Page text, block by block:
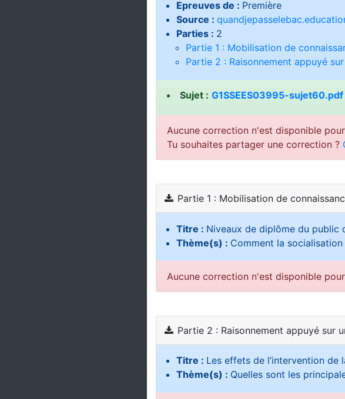
Epreuves de : Première
Source :
Parties : 2
Partie 1 : Mobilisation de
Partie 2 : Raisonnement appuyé
Sujet : G1SSEES03995-sujet60.pdf
Aucune correction n'est disponible
Tu souhaites partager une correction ?
Partie 1 : Mobilisation de
Titre : Niveaux de diplôme du public
Thème(s) : Comment la
Aucune correction n'est disponible
Partie 2 : Raisonnement appuyé sur
Titre : Les effets de l’intervention de
Thème(s) : Quelles sont les